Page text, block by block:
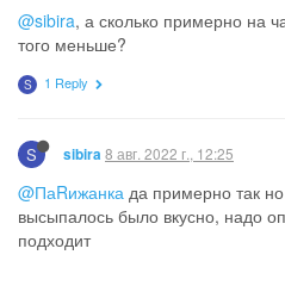
@sibira, а сколько примерно на
того меньше?
S 1 Reply
S sibira 8 авг. 2022 г., 12:25
@ПаRижанка да примерно так
высыпалось было вкусно, надо
подходит